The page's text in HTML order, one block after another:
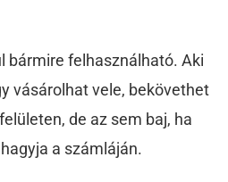
bármire felhasználható. Aki
vásárolhat vele, bekövethet
de az sem baj, ha
a számláján.